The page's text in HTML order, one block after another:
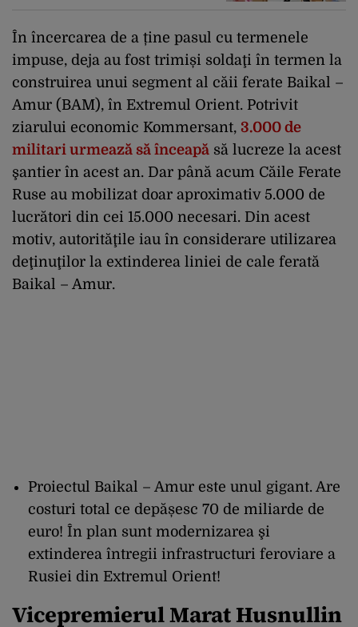
În încercarea de a ține pasul cu termenele
impuse, deja au fost trimiși soldaţi în termen la
construirea unui segment al căii ferate Baikal –
Amur (BAM), în Extremul Orient. Potrivit
ziarului economic Kommersant, 3.000 de
militari urmează să înceapă să lucreze la acest
şantier în acest an. Dar până acum Căile Ferate
Ruse au mobilizat doar aproximativ 5.000 de
lucrători din cei 15.000 necesari. Din acest
motiv, autorităţile iau în considerare utilizarea
deţinuţilor la extinderea liniei de cale ferată
Baikal – Amur.
Proiectul Baikal – Amur este unul gigant. Are
costuri total ce depășesc 70 de miliarde de
euro! În plan sunt modernizarea şi
extinderea întregii infrastructuri feroviare a
Rusiei din Extremul Orient!
Vicepremierul Marat Husnullin